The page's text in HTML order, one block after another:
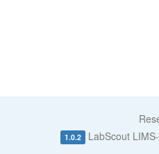
1.0.2 LabScout